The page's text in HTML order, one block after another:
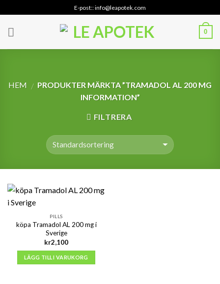
to
content
E-post:: info@leapotek.com
0
HEM / PRODUKTER MÄRKTA ”TRAMADOL AL 200 MG
INFORMATION”
FILTRERA
PILLS
köpa Tramadol AL 200 mg i
Sverige
kr2,100
LÄGG TILL I VARUKORG